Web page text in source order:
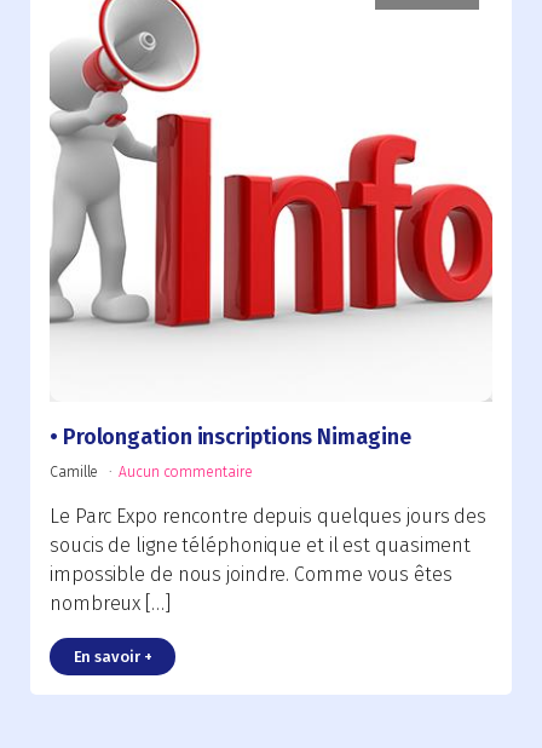
Prolongation inscriptions Nimagine
Camille Aucun commentaire
Le Parc Expo rencontre depuis quelques jours des
soucis de ligne téléphonique et il est quasiment
impossible de nous joindre. Comme vous êtes
nombreux […]
En savoir +